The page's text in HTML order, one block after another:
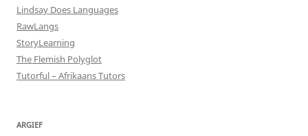
Lindsay Does Languages
RawLangs
StoryLearning
The Flemish Polyglot
Tutorful – Afrikaans Tutors
ARGIEF